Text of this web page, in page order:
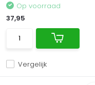
Vergelijk
Op voorraad
37,95